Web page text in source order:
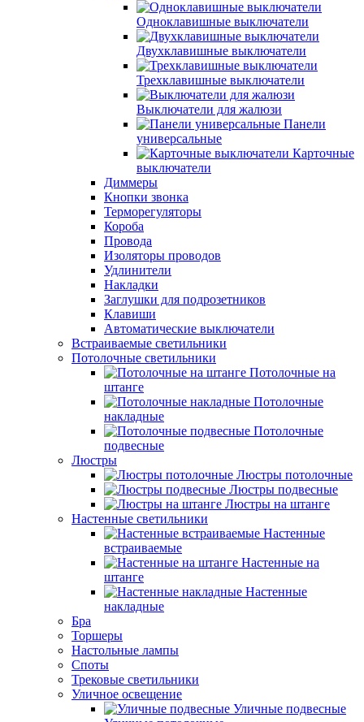
Одноклавишные выключатели
Двухклавишные выключатели
Трехклавишные выключатели
Выключатели для жалюзи
Панели
универсальные
Карточные
выключатели
Диммеры
Кнопки звонка
Терморегуляторы
Короба
Провода
Изоляторы проводов
Удлинители
Накладки
Заглушки для подрозетников
Клавиши
Автоматические выключатели
Встраиваемые светильники
Потолочные светильники
Потолочные на
штанге
Потолочные
накладные
Потолочные
подвесные
Люстры
Люстры потолочные
Люстры подвесные
Люстры на штанге
Настенные светильники
Настенные
встраиваемые
Настенные на
штанге
Настенные
накладные
Бра
Торшеры
Настольные лампы
Споты
Трековые светильники
Уличное освещение
Уличные подвесные